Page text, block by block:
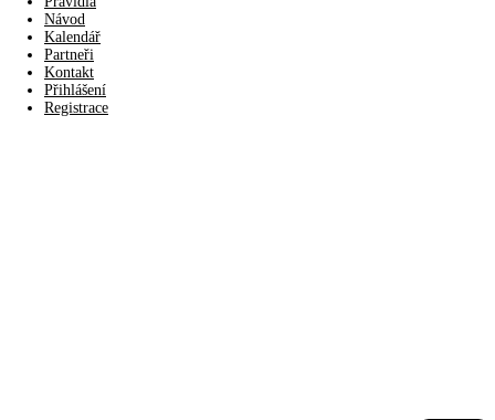
Návod
Kalendář
Partneři
Kontakt
Přihlášení
Registrace